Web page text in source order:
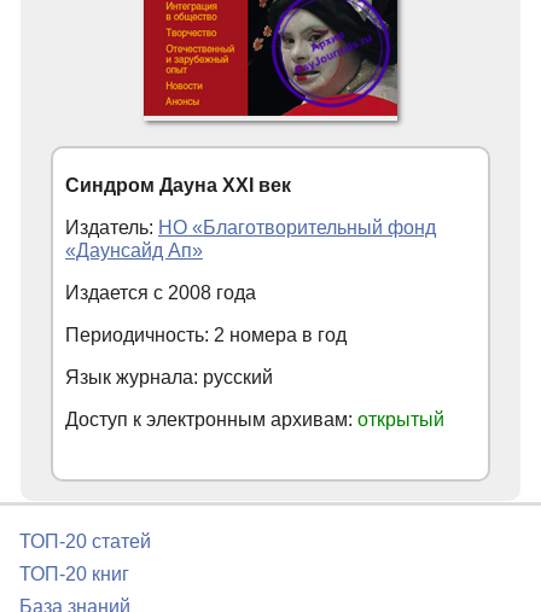
Синдром Дауна XXI век
Издатель: НО «Благотворительный фонд
«Даунсайд Ап»
Издается с 2008 года
Периодичность: 2 номера в год
Язык журнала: русский
Доступ к электронным архивам: открытый
ТОП-20 статей
ТОП-20 книг
База знаний